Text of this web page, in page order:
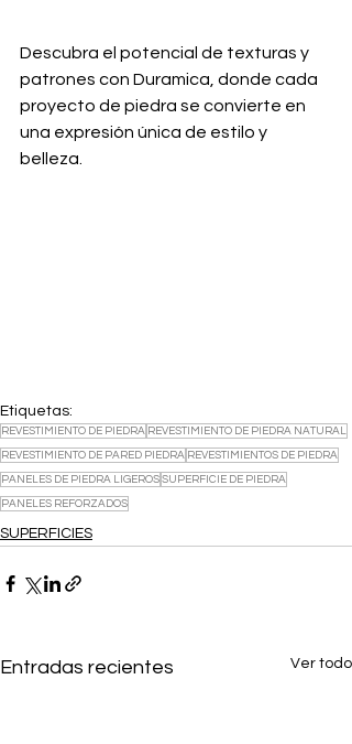
Descubra el potencial de texturas y
patrones con Duramica, donde cada
proyecto de piedra se convierte en
una expresión única de estilo y
belleza.
Etiquetas:
REVESTIMIENTO DE PIEDRA REVESTIMIENTO DE PIEDRA NATURAL
REVESTIMIENTO DE PARED PIEDRA REVESTIMIENTOS DE PIEDRA
PANELES DE PIEDRA LIGEROS SUPERFICIE DE PIEDRA
PANELES REFORZADOS
SUPERFICIES
Entradas recientes Ver todo